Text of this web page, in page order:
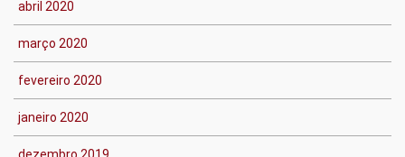
abril 2020
março 2020
fevereiro 2020
janeiro 2020